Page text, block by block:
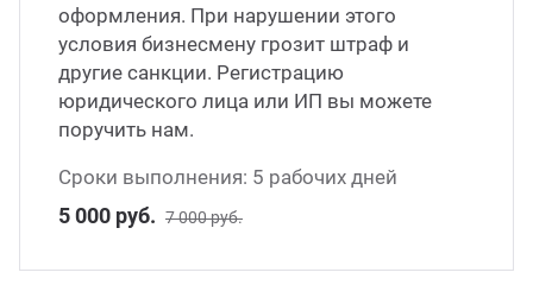
оформления. При нарушении этого
условия бизнесмену грозит штраф и
другие санкции. Регистрацию
юридического лица или ИП вы можете
поручить нам.
Сроки выполнения: 5 рабочих дней
5 000 руб. 7 000 руб.